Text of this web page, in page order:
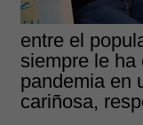
entre el
siempre le
pandemia en
cariñosa,